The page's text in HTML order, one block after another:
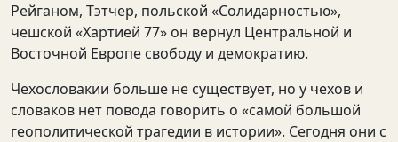
Рейганом, Тэтчер, польской «Солидарностью»,
чешской «Хартией 77» он вернул Центральной и
Восточной Европе свободу и демократию.
Чехословакии больше не существует, но у чехов и
словаков нет повода говорить о «самой большой
геополитической трагедии в истории». Сегодня они с